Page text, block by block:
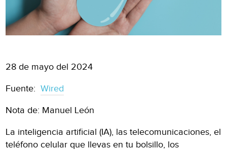
28 de mayo del 2024
Fuente:Wired
Nota de: Manuel León
La inteligencia artificial (IA), las telecomunicaciones, el
teléfono celular que llevas en tu bolsillo, los